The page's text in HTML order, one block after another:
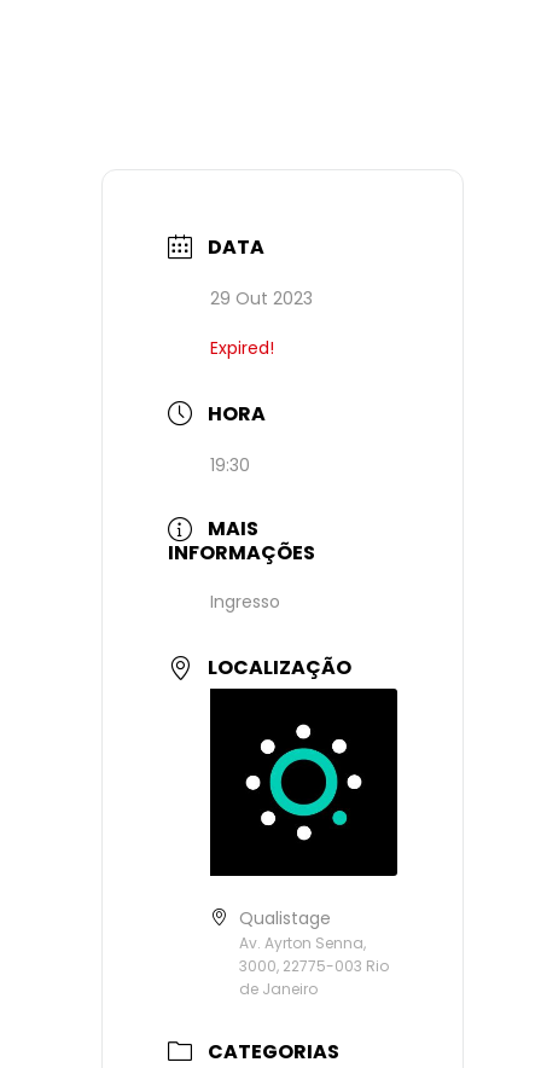
DATA
29 Out 2023
Expired!
HORA
19:30
MAIS
INFORMAÇÕES
Ingresso
LOCALIZAÇÃO
Qualistage
Av. Ayrton Senna,
3000, 22775-003 Rio
de Janeiro
CATEGORIAS